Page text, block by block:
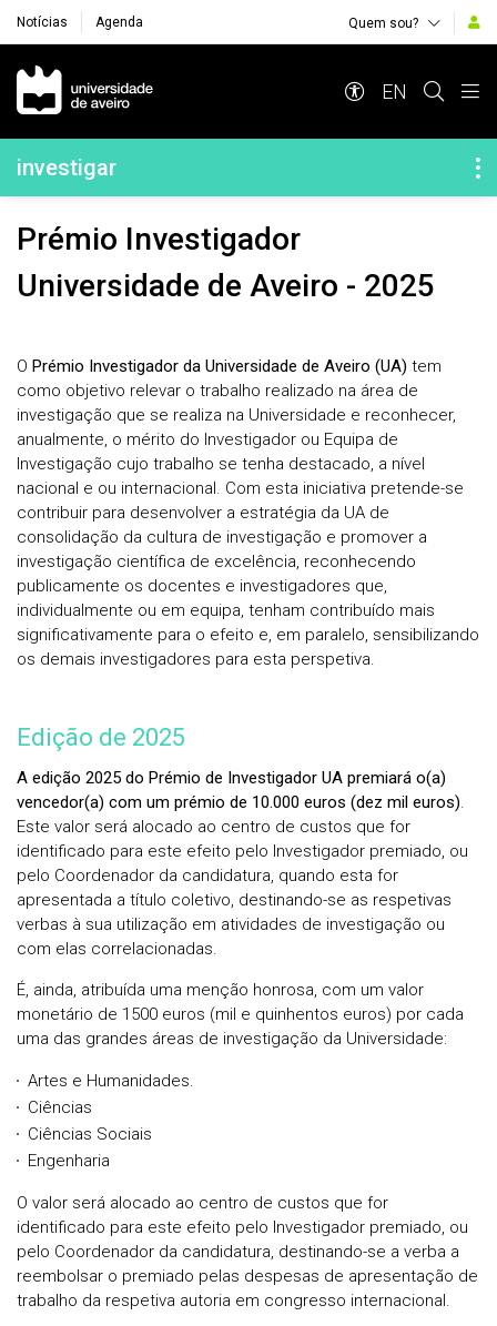
Notícias Agenda Quem sou?
Navegação Principal
EN
Navegação Lateral
investigar
Prémio Investigador
Universidade de Aveiro - 2025
O Prémio Investigador da Universidade de Aveiro (UA) tem
como objetivo relevar o trabalho realizado na área de
investigação que se realiza na Universidade e reconhecer,
anualmente, o mérito do Investigador ou Equipa de
Investigação cujo trabalho se tenha destacado, a nível
nacional e ou internacional. Com esta iniciativa pretende-se
contribuir para desenvolver a estratégia da UA de
consolidação da cultura de investigação e promover a
investigação científica de excelência, reconhecendo
publicamente os docentes e investigadores que,
individualmente ou em equipa, tenham contribuído mais
significativamente para o efeito e, em paralelo, sensibilizando
os demais investigadores para esta perspetiva.
Edição de 2025
A edição 2025 do Prémio de Investigador UA premiará o(a)
vencedor(a) com um prémio de 10.000 euros (dez mil euros).
Este valor será alocado ao centro de custos que for
identificado para este efeito pelo Investigador premiado, ou
pelo Coordenador da candidatura, quando esta for
apresentada a título coletivo, destinando-se as respetivas
verbas à sua utilização em atividades de investigação ou
com elas correlacionadas.
É, ainda, atribuída uma menção honrosa, com um valor
monetário de 1500 euros (mil e quinhentos euros) por cada
uma das grandes áreas de investigação da Universidade:
Artes e Humanidades.
Ciências
Ciências Sociais
Engenharia
O valor será alocado ao centro de custos que for
identificado para este efeito pelo Investigador premiado, ou
pelo Coordenador da candidatura, destinando-se a verba a
reembolsar o premiado pelas despesas de apresentação de
trabalho da respetiva autoria em congresso internacional.